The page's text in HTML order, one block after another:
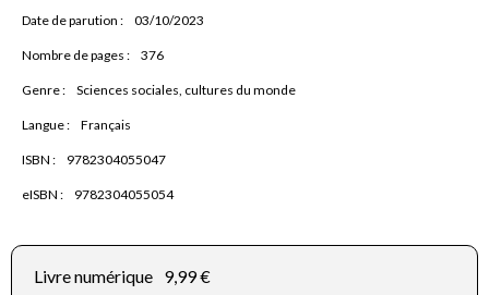
Date de parution : 03/10/2023
Nombre de pages : 376
Genre : Sciences sociales, cultures du monde
Langue : Français
ISBN : 9782304055047
eISBN : 9782304055054
Livre numérique 9,99 €